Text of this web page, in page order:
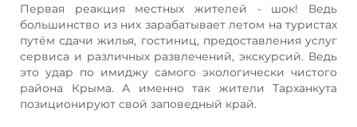
Первая реакция местных жителей - шок! Ведь
большинство из них зарабатывает летом на туристах
путём сдачи жилья, гостиниц, предоставления услуг
сервиса и различных развлечений, экскурсий. Ведь
это удар по имиджу самого экологически чистого
района Крыма. А именно так жители Тарханкута
позиционируют свой заповедный край.